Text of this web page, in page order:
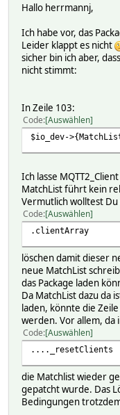
Hallo herrmannj,
Ich habe vor, das
Leider klappt es nicht
sicher bin ich aber,
nicht stimmt:
In Zeile 103:
Code Auswählen
$io_dev-
Ich lasse
MatchList führt kein
Vermutlich wolltest Du
Code Auswählen
.clientArray
löschen damit dieser
neue MatchList
das Package laden
Da MatchList dazu da
laden, könnte die
werden. Vor allem, da
Code Auswählen
...._resetClients
die Matchlist wieder
gepatcht wurde. Das
Bedingungen